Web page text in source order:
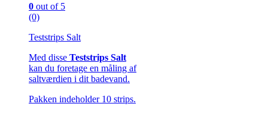
0 out of 5
(0)
Teststrips Salt
Med disse Teststrips Salt
kan du foretage en måling af
saltværdien i dit badevand.
Pakken indeholder 10 strips.